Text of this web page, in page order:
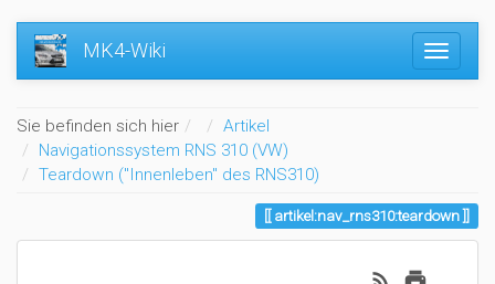
MK4-Wiki
Sie befinden sich hier Home
Artikel
Navigationssystem RNS 310 (VW)
Teardown ("Innenleben" des RNS310)
artikel:nav_rns310:teardown